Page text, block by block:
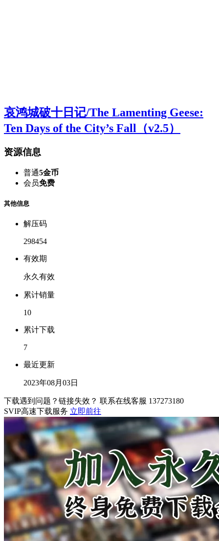
哀鸿城破十日记/The Lamenting Geese:
Ten Days of the City’s Fall（v2.5）
资源信息
普通5金币
会员免费
其他信息
解压码
298454
有效期
永久有效
累计销量
10
累计下载
7
最近更新
2023年08月03日
下载遇到问题？链接失效？ 联系在线客服 137273180
SVIP高速下载服务 立即前往